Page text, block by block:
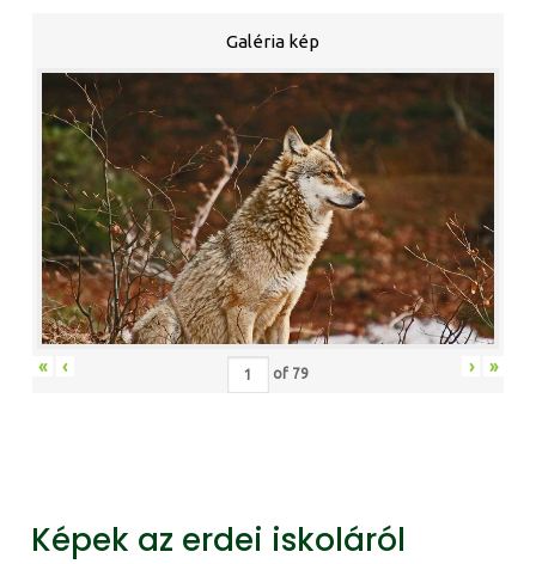
Galéria kép
« ‹ of 79 › »
Képek az erdei iskoláról